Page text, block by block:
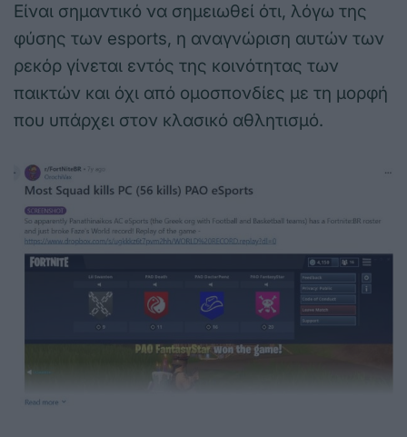
Είναι σημαντικό να σημειωθεί ότι, λόγω της
φύσης των esports, η αναγνώριση αυτών των
ρεκόρ γίνεται εντός της κοινότητας των
παικτών και όχι από ομοσπονδίες με τη μορφή
που υπάρχει στον κλασικό αθλητισμό.